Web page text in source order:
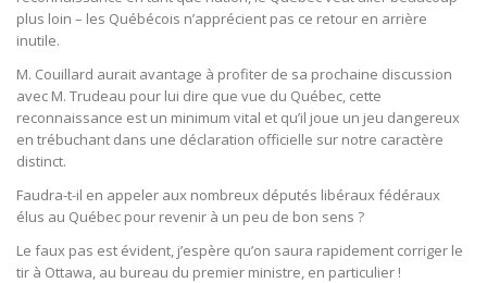
plus loin – les Québécois n’apprécient pas ce retour en arrière
inutile.
M. Couillard aurait avantage à profiter de sa prochaine discussion
avec M. Trudeau pour lui dire que vue du Québec, cette
reconnaissance est un minimum vital et qu’il joue un jeu dangereux
en trébuchant dans une déclaration officielle sur notre caractère
distinct.
Faudra-t-il en appeler aux nombreux députés libéraux fédéraux
élus au Québec pour revenir à un peu de bon sens ?
Le faux pas est évident, j’espère qu’on saura rapidement corriger le
tir à Ottawa, au bureau du premier ministre, en particulier !